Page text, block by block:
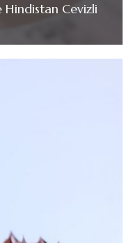
Hindistan Cevizli